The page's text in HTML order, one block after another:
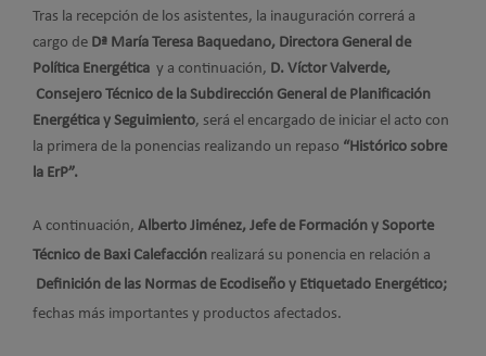
Tras la recepción de los asistentes, la inauguración correrá a
cargo de Dª María Teresa Baquedano, Directora General de
Política Energética y a continuación, D. Víctor Valverde,
Consejero Técnico de la Subdirección General de Planificación
Energética y Seguimiento, será el encargado de iniciar el acto con
la primera de la ponencias realizando un repaso “Histórico sobre
la ErP”.
A continuación, Alberto Jiménez, Jefe de Formación y Soporte
Técnico de Baxi Calefacción realizará su ponencia en relación a
Definición de las Normas de Ecodiseño y Etiquetado Energético;
fechas más importantes y productos afectados.